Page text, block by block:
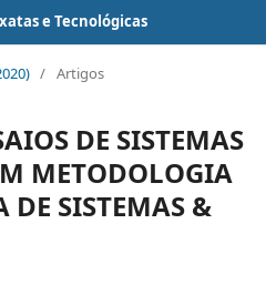
e Tecnológicas
/ Artigos
DE SISTEMAS
METODOLOGIA
DE SISTEMAS &